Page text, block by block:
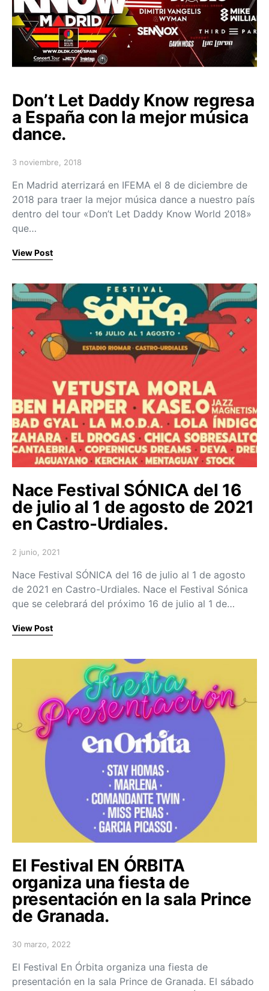
Don’t Let Daddy Know regresa
a España con la mejor música
dance.
Posted on
3 noviembre, 2018
En Madrid aterrizará en IFEMA el 8 de diciembre de
2018 para traer la mejor música dance a nuestro país
dentro del tour «Don’t Let Daddy Know World 2018»
que…
View Post
Nace Festival SÓNICA del 16
de julio al 1 de agosto de 2021
en Castro-Urdiales.
Posted on
2 junio, 2021
Nace Festival SÓNICA del 16 de julio al 1 de agosto
de 2021 en Castro-Urdiales. Nace el Festival Sónica
que se celebrará del próximo 16 de julio al 1 de…
View Post
El Festival EN ÓRBITA
organiza una fiesta de
presentación en la sala Prince
de Granada.
Posted on
30 marzo, 2022
El Festival En Órbita organiza una fiesta de
presentación en la sala Prince de Granada. El sábado